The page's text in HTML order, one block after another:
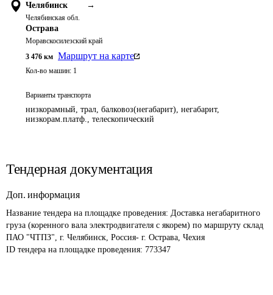
Челябинск →
Челябинская обл.
Острава
Моравскосилезский край
3 476 км Маршрут на карте
Кол-во машин: 1
Варианты транспорта
низкорамный, трал, балковоз(негабарит), негабарит,
низкорам.платф., телескопический
Тендерная документация
Доп. информация
Название тендера на площадке проведения: Доставка негабаритного
груза (коренного вала электродвигателя с якорем) по маршруту склад
ПАО "ЧТПЗ", г. Челябинск, Россия- г. Острава, Чехия
ID тендера на площадке проведения: 773347